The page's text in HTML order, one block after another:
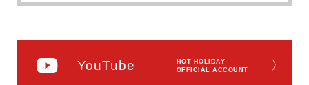
YouTube
HOT HOLIDAY
OFFICIAL ACCOUNT
〉